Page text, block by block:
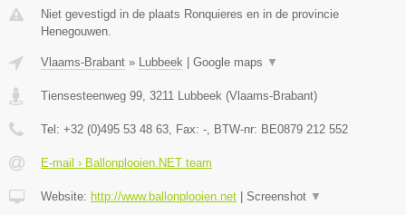
Niet gevestigd in de plaats Ronquieres en in de provincie
Henegouwen.
Vlaams-Brabant » Lubbeek Google maps ▼
Tiensesteenweg 99, 3211 Lubbeek (Vlaams-Brabant)
Tel: +32 (0)495 53 48 63, Fax: -, BTW-nr: BE0879 212 552
E-mail › Ballonplooien.NET team
Website: http://www.ballonplooien.net Screenshot ▼